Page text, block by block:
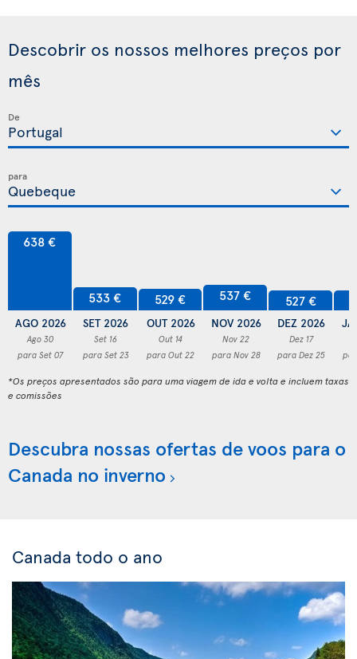
Descobrir os nossos melhores preços por
mês
De
para
638 €
AGO 2026
Ago 30
para Set 07
533 €
SET 2026
Set 16
para Set 23
529 €
OUT 2026
Out 14
para Out 22
537 €
NOV 2026
Nov 22
para Nov 28
527 €
DEZ 2026
Dez 17
para Dez 25
*Os preços apresentados são para uma viagem de ida e volta e incluem taxas
e comissões
Descubra nossas ofertas de voos para o
Canada no inverno
Canada todo o ano